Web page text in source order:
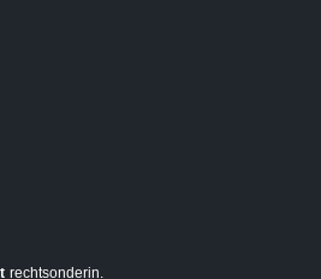
rechtsonderin.